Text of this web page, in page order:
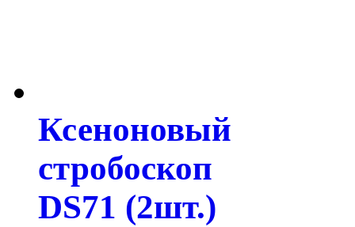
Ксеноновый
стробоскоп
DS71 (2шт.)